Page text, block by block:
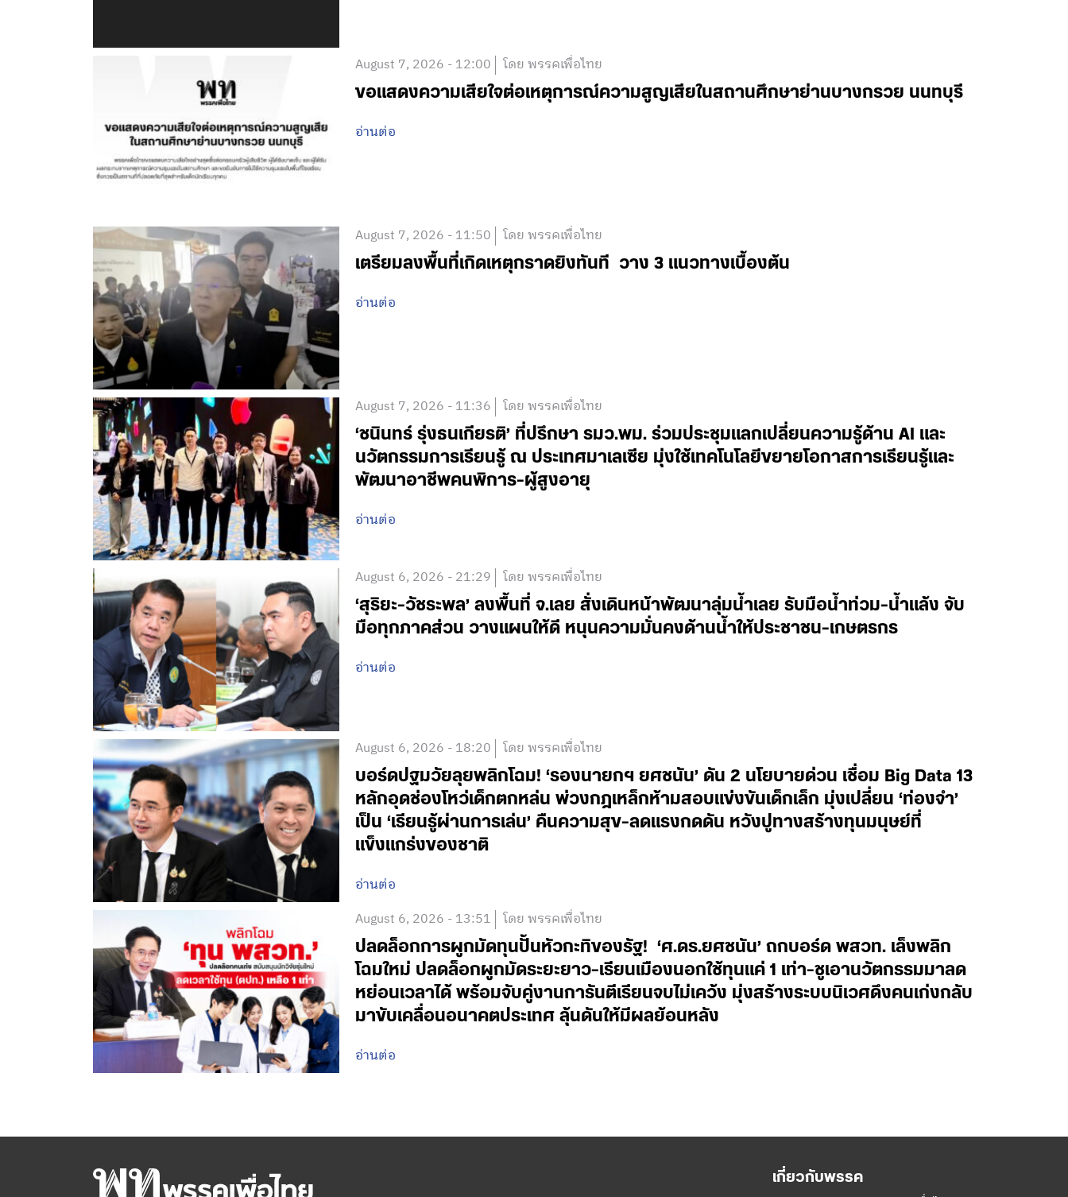
August 7, 2026 - 12:00 โดย พรรคเพื่อไทย
ขอแสดงความเสียใจต่อเหตุการณ์ความสูญเสียในสถานศึกษาย่านบางกรวย นนทบุรี
อ่านต่อ
August 7, 2026 - 11:50 โดย พรรคเพื่อไทย
เตรียมลงพื้นที่เกิดเหตุกราดยิงทันที วาง 3 แนวทางเบื้องต้น
อ่านต่อ
August 7, 2026 - 11:36 โดย พรรคเพื่อไทย
‘ชนินทร์ รุ่งธนเกียรติ’ ที่ปรึกษา รมว.พม. ร่วมประชุมแลกเปลี่ยนความรู้ด้าน AI และ
นวัตกรรมการเรียนรู้ ณ ประเทศมาเลเซีย มุ่งใช้เทคโนโลยีขยายโอกาสการเรียนรู้และ
พัฒนาอาชีพคนพิการ-ผู้สูงอายุ
อ่านต่อ
August 6, 2026 - 21:29 โดย พรรคเพื่อไทย
‘สุริยะ-วัชระพล’ ลงพื้นที่ จ.เลย สั่งเดินหน้าพัฒนาลุ่มน้ำเลย รับมือน้ำท่วม-น้ำแล้ง จับ
มือทุกภาคส่วน วางแผนให้ดี หนุนความมั่นคงด้านน้ำให้ประชาชน-เกษตรกร
อ่านต่อ
August 6, 2026 - 18:20 โดย พรรคเพื่อไทย
บอร์ดปฐมวัยลุยพลิกโฉม! ‘รองนายกฯ ยศชนัน’ ดัน 2 นโยบายด่วน เชื่อม Big Data 13
หลักอุดช่องโหว่เด็กตกหล่น พ่วงกฎเหล็กห้ามสอบแข่งขันเด็กเล็ก มุ่งเปลี่ยน ‘ท่องจำ’
เป็น ‘เรียนรู้ผ่านการเล่น’ คืนความสุข-ลดแรงกดดัน หวังปูทางสร้างทุนมนุษย์ที่
แข็งแกร่งของชาติ
อ่านต่อ
August 6, 2026 - 13:51 โดย พรรคเพื่อไทย
ปลดล็อกการผูกมัดทุนปั้นหัวกะทิของรัฐ! ‘ศ.ดร.ยศชนัน’ ถกบอร์ด พสวท. เล็งพลิก
โฉมใหม่ ปลดล็อกผูกมัดระยะยาว-เรียนเมืองนอกใช้ทุนแค่ 1 เท่า-ชูเอานวัตกรรมมาลด
หย่อนเวลาได้ พร้อมจับคู่งานการันตีเรียนจบไม่เคว้ง มุ่งสร้างระบบนิเวศดึงคนเก่งกลับ
มาขับเคลื่อนอนาคตประเทศ ลุ้นดันให้มีผลย้อนหลัง
อ่านต่อ
เกี่ยวกับพรรค